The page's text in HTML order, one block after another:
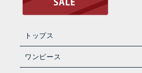
トップス
ワンピース